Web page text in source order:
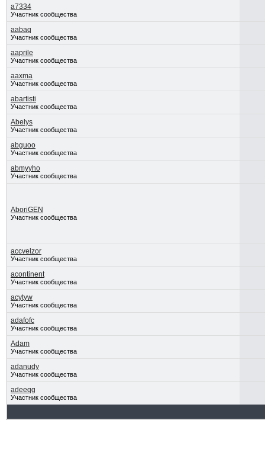
a7334
Участник сообщества
aabaq
Участник сообщества
aaprile
Участник сообщества
aaxma
Участник сообщества
abartisti
Участник сообщества
Abelys
Участник сообщества
abguoo
Участник сообщества
abmyyho
Участник сообщества
AboriGEN
Участник сообщества
accvelzor
Участник сообщества
acontinent
Участник сообщества
acytyw
Участник сообщества
adafofc
Участник сообщества
Adam
Участник сообщества
adanudy
Участник сообщества
adeeqg
Участник сообщества